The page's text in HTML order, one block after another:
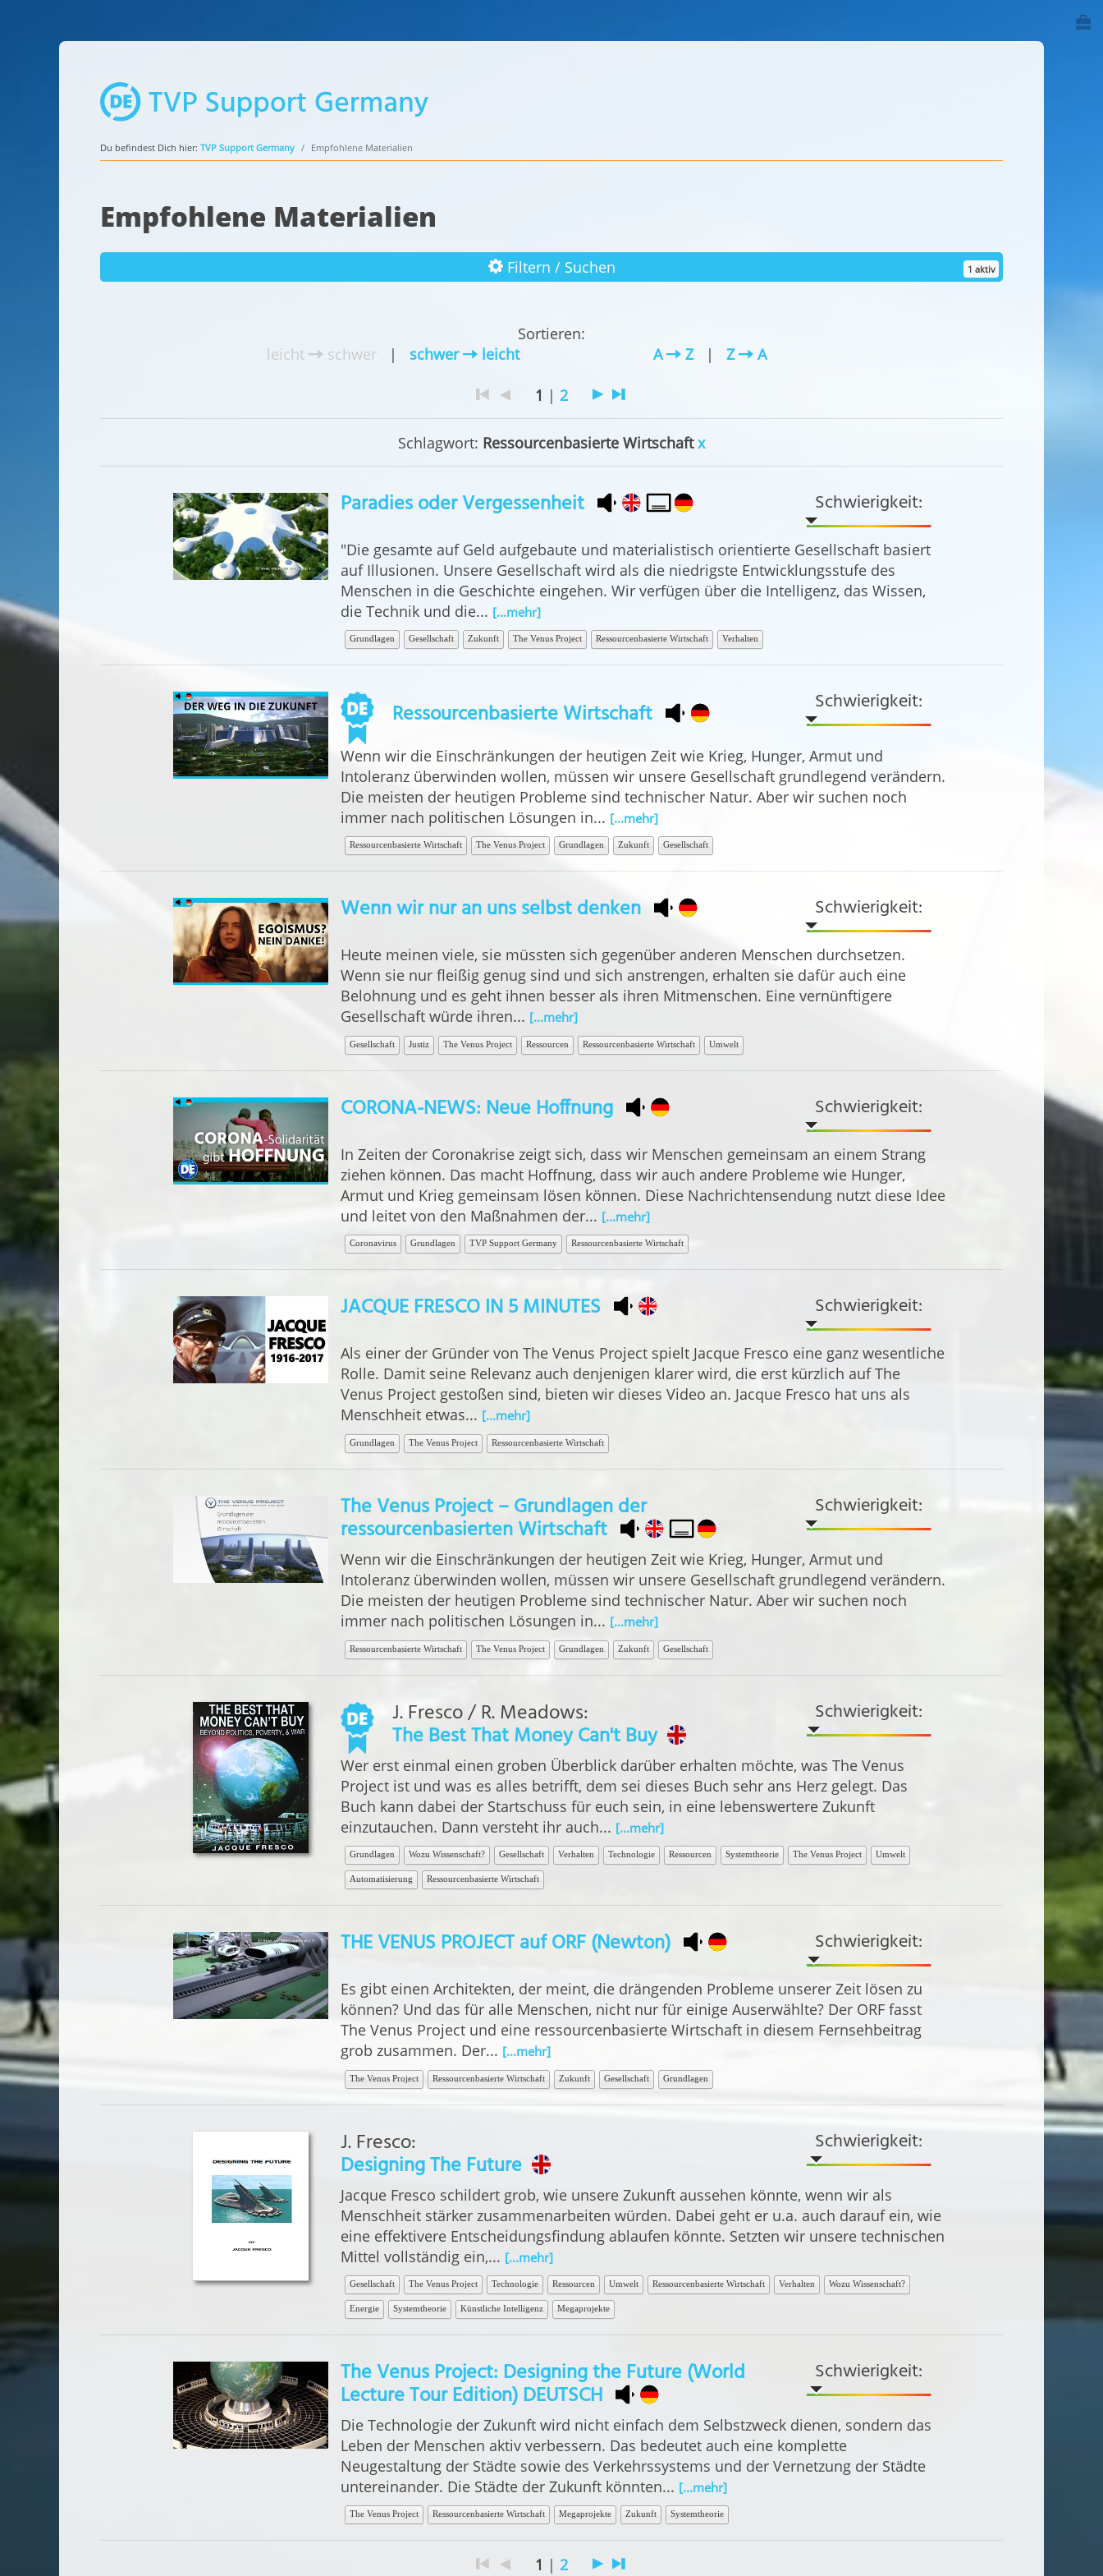
Du befindest Dich hier: TVP Support Germany Empfohlene Materialien
Empfohlene Materialien
Filtern / Suchen 1 aktiv
Sortieren:
leicht
schwer | schwer leicht A Z | Z
A
1 | 2
Schlagwort: Ressourcenbasierte Wirtschaft x
Paradies oder Ver­gessen­heit Schwierigkeit:
"Die gesamte auf Geld aufgebaute und materialistisch orientierte Gesellschaft basiert
auf Illusionen. Unsere Gesellschaft wird als die niedrigste Entwicklungsstufe des
Menschen in die Geschichte eingehen. Wir verfügen über die Intelligenz, das Wissen,
die Technik und die... [...mehr]
Grundlagen Gesellschaft Zukunft The Venus Project Ressourcenbasierte Wirtschaft Verhalten
Ressourcenbasierte Wirtschaft Schwierigkeit:
Wenn wir die Einschränkungen der heutigen Zeit wie Krieg, Hunger, Armut und
Intoleranz überwinden wollen, müssen wir unsere Gesellschaft grundlegend verändern.
Die meisten der heutigen Probleme sind technischer Natur. Aber wir suchen noch
immer nach politischen Lösungen in... [...mehr]
Ressourcenbasierte Wirtschaft The Venus Project Grundlagen Zukunft Gesellschaft
Wenn wir nur an uns selbst denken Schwierigkeit:
Heute meinen viele, sie müssten sich gegenüber anderen Menschen durchsetzen.
Wenn sie nur fleißig genug sind und sich anstrengen, erhalten sie dafür auch eine
Belohnung und es geht ihnen besser als ihren Mitmenschen. Eine vernünftigere
Gesellschaft würde ihren... [...mehr]
Gesellschaft Justiz The Venus Project Ressourcen Ressourcenbasierte Wirtschaft Umwelt
CORONA-NEWS: Neue Hoffnung Schwierigkeit:
In Zeiten der Coronakrise zeigt sich, dass wir Menschen gemeinsam an einem Strang
ziehen können. Das macht Hoffnung, dass wir auch andere Probleme wie Hunger,
Armut und Krieg gemeinsam lösen können. Diese Nachrichtensendung nutzt diese Idee
und leitet von den Maßnahmen der... [...mehr]
Coronavirus Grundlagen TVP Support Germany Ressourcenbasierte Wirtschaft
JACQUE FRESCO IN 5 MINUTES Schwierigkeit:
Als einer der Gründer von The Venus Project spielt Jacque Fresco eine ganz wesentliche
Rolle. Damit seine Relevanz auch denjenigen klarer wird, die erst kürzlich auf The
Venus Project gestoßen sind, bieten wir dieses Video an. Jacque Fresco hat uns als
Menschheit etwas... [...mehr]
Grundlagen The Venus Project Ressourcenbasierte Wirtschaft
The Venus Project – Grundlagen der
ressourcenbasierten Wirtschaft
Schwierigkeit:
Wenn wir die Einschränkungen der heutigen Zeit wie Krieg, Hunger, Armut und
Intoleranz überwinden wollen, müssen wir unsere Gesellschaft grundlegend verändern.
Die meisten der heutigen Probleme sind technischer Natur. Aber wir suchen noch
immer nach politischen Lösungen in... [...mehr]
Ressourcenbasierte Wirtschaft The Venus Project Grundlagen Zukunft Gesellschaft
J. Fresco/R. Meadows:
The Best That Money Can't Buy
Schwierigkeit:
Wer erst einmal einen groben Überblick darüber erhalten möchte, was The Venus
Project ist und was es alles betrifft, dem sei dieses Buch sehr ans Herz gelegt. Das
Buch kann dabei der Startschuss für euch sein, in eine lebenswertere Zukunft
einzutauchen. Dann versteht ihr auch... [...mehr]
Grundlagen Wozu Wissenschaft? Gesellschaft Verhalten Technologie Ressourcen Systemtheorie The Venus Project Umwelt
Automatisierung Ressourcenbasierte Wirtschaft
THE VENUS PROJECT auf ORF (Newton) Schwierigkeit:
Es gibt einen Architekten, der meint, die drängenden Probleme unserer Zeit lösen zu
können? Und das für alle Menschen, nicht nur für einige Auserwählte? Der ORF fasst
The Venus Project und eine ressourcenbasierte Wirtschaft in diesem Fernsehbeitrag
grob zusammen. Der... [...mehr]
The Venus Project Ressourcenbasierte Wirtschaft Zukunft Gesellschaft Grundlagen
J. Fresco:
Designing The Future
Schwierigkeit:
Jacque Fresco schildert grob, wie unsere Zukunft aussehen könnte, wenn wir als
Menschheit stärker zusammenarbeiten würden. Dabei geht er u.a. auch darauf ein, wie
eine effektivere Entscheidungsfindung ablaufen könnte. Setzten wir unsere technischen
Mittel vollständig ein,... [...mehr]
Gesellschaft The Venus Project Technologie Ressourcen Umwelt Ressourcenbasierte Wirtschaft Verhalten Wozu Wissenschaft?
Energie Systemtheorie Künstliche Intelligenz Megaprojekte
The Venus Project: Designing the Future (World
Lecture Tour Edition) DEUTSCH
Schwierigkeit:
Die Technologie der Zukunft wird nicht einfach dem Selbstzweck dienen, sondern das
Leben der Menschen aktiv verbessern. Das bedeutet auch eine komplette
Neugestaltung der Städte sowie des Verkehrssystems und der Vernetzung der Städte
untereinander. Die Städte der Zukunft könnten... [...mehr]
The Venus Project Ressourcenbasierte Wirtschaft Megaprojekte Zukunft Systemtheorie
1 | 2